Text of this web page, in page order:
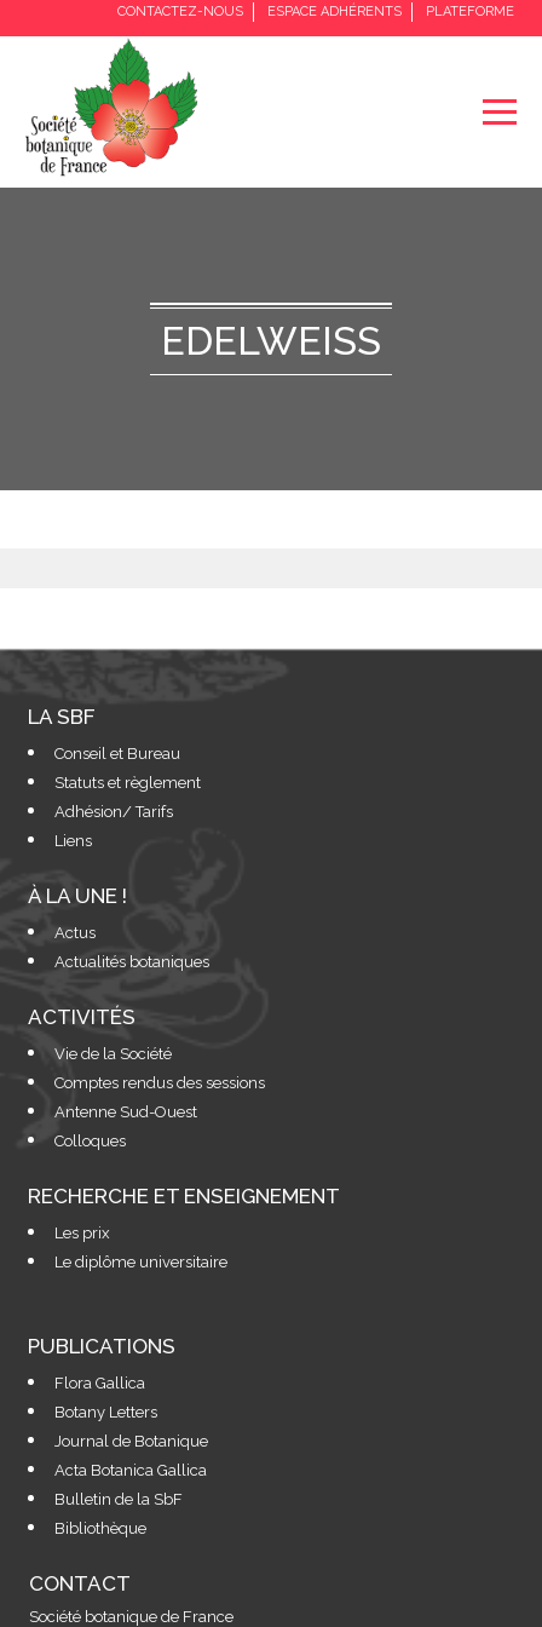
CONTACTEZ-NOUS ESPACE ADHÉRENTS PLATEFORME
EDELWEISS
LA SBF
Conseil et Bureau
Statuts et règlement
Adhésion/ Tarifs
Liens
À LA UNE !
Actus
Actualités botaniques
ACTIVITÉS
Vie de la Société
Comptes rendus des sessions
Antenne Sud-Ouest
Colloques
RECHERCHE ET ENSEIGNEMENT
Les prix
Le diplôme universitaire
PUBLICATIONS
Flora Gallica
Botany Letters
Journal de Botanique
Acta Botanica Gallica
Bulletin de la SbF
Bibliothèque
CONTACT
Société botanique de France